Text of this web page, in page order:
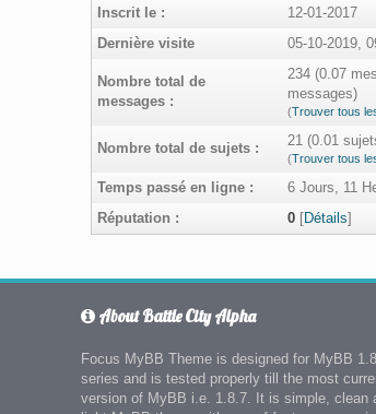
Inscrit le :
12-01-2017
Dernière visite
05-10-2019,
Nombre total de
messages :
234 (0.07
messages)
(Trouver tous
Nombre total de sujets : 21 (0.01
(Trouver tous
Temps passé en ligne :
6 Jours, 11
Réputation :
0 [Détails]
About Battle City Alpha
Focus MyBB Theme is designed for MyBB 1.8
series and is tested properly till the most
version of MyBB i.e. 1.8.7. It is simple, clean